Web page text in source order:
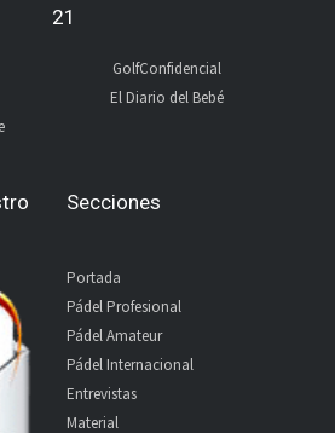
21
GolfConfidencial
El Diario del Bebé
Secciones
Portada
Pádel Profesional
Pádel Amateur
Pádel Internacional
Entrevistas
Material